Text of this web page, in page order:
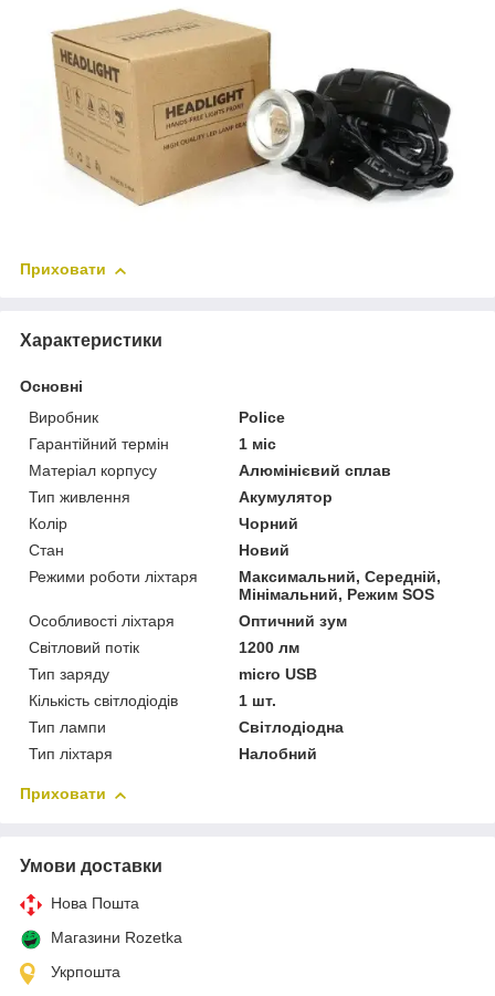
Приховати
Характеристики
Основні
Виробник
Police
Гарантійний термін
1 міс
Матеріал корпусу
Алюмінієвий сплав
Тип живлення
Акумулятор
Колір
Чорний
Стан
Новий
Режими роботи ліхтаря
Максимальний, Середній,
Мінімальний, Режим SOS
Особливості ліхтаря
Оптичний зум
Світловий потік
1200 лм
Тип заряду
micro USB
Кількість світлодіодів
1 шт.
Тип лампи
Світлодіодна
Тип ліхтаря
Налобний
Приховати
Умови доставки
Нова Пошта
Магазини Rozetka
Укрпошта